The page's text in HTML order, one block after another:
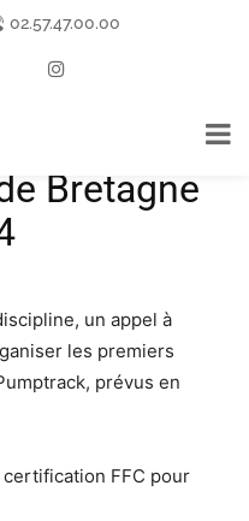
02.57.47.00.00
Vignettes BMX
–
Bretagne
un appel à
les premiers
prévus en
FFC pour